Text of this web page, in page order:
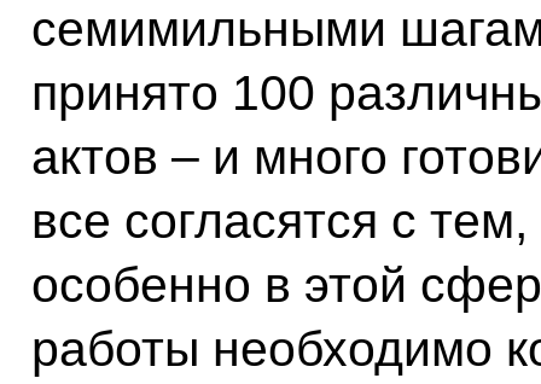
семимильными
принято 100
актов – и много
все согласятся с
особенно в этой
работы необходимо